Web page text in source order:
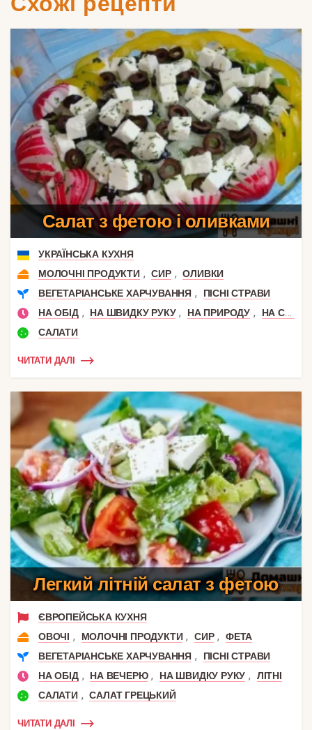
Салат з фетою і оливками
УКРАЇНСЬКА КУХНЯ
МОЛОЧНІ ПРОДУКТИ , СИР , ОЛИВКИ
ВЕГЕТАРІАНСЬКЕ ХАРЧУВАННЯ ,
ПІСНІ СТРАВИ
НА ОБІД , НА ШВИДКУ РУКУ , НА ПРИРОДУ ,
НА СВЯТКОВИЙ СТІЛ
САЛАТИ
ЧИТАТИ ДАЛІ
Легкий літній салат з фетою
ЄВРОПЕЙСЬКА КУХНЯ
ОВОЧІ , МОЛОЧНІ ПРОДУКТИ , СИР ,
ФЕТА
ВЕГЕТАРІАНСЬКЕ ХАРЧУВАННЯ ,
ПІСНІ СТРАВИ
НА ОБІД , НА ВЕЧЕРЮ , НА ШВИДКУ РУКУ ,
ЛІТНІ
САЛАТИ , САЛАТ ГРЕЦЬКИЙ
ЧИТАТИ ДАЛІ